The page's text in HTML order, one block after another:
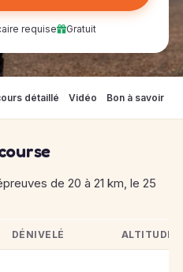
requise Gratuit
détaillé Vidéo Bon à savoir
de 20 à 21 km, le 25
de Marseille-Cassis
DÉNIVELÉ ALTITUDE